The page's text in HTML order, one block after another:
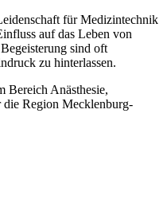
für Medizintechnik
auf das Leben von
sind oft
zu hinterlassen.
Bereich Anästhesie,
Region Mecklenburg-